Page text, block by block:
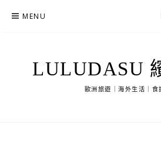
MENU
LULUDASU
歐洲旅遊｜海外生活｜食